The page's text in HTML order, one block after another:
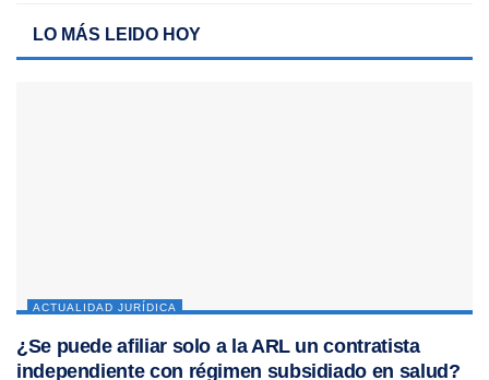
LO MÁS LEIDO HOY
ACTUALIDAD JURÍDICA
¿Se puede afiliar solo a la ARL un contratista
independiente con régimen subsidiado en salud?